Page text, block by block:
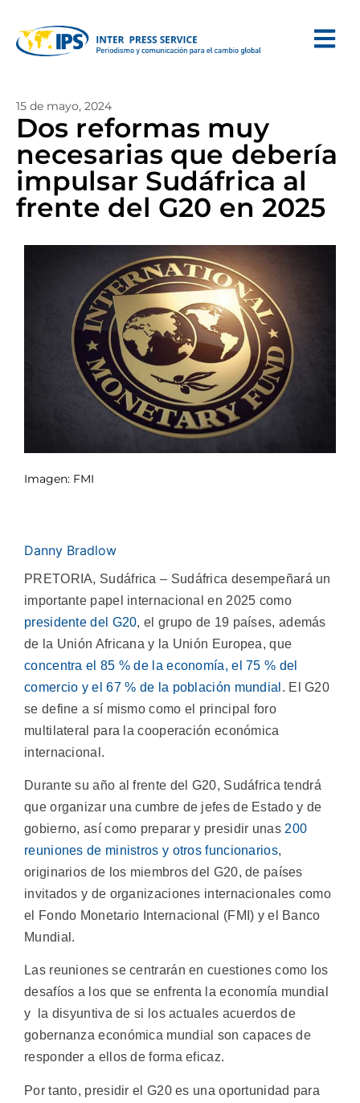
15 de mayo, 2024
Dos reformas muy
necesarias que debería
impulsar Sudáfrica al
frente del G20 en 2025
Imagen: FMI
Danny Bradlow
PRETORIA, Sudáfrica – Sudáfrica desempeñará un
importante papel internacional en 2025 como
presidente del G20, el grupo de 19 países, además
de la Unión Africana y la Unión Europea, que
concentra el 85 % de la economía, el 75 % del
comercio y el 67 % de la población mundial . El G20
se define a sí mismo como el principal foro
multilateral para la cooperación económica
internacional.
Durante su año al frente del G20, Sudáfrica tendrá
que organizar una cumbre de jefes de Estado y de
gobierno, así como preparar y presidir unas 200
reuniones de ministros y otros funcionarios,
originarios de los miembros del G20, de países
invitados y de organizaciones internacionales como
el Fondo Monetario Internacional (FMI) y el Banco
Mundial.
Las reuniones se centrarán en cuestiones como los
desafíos a los que se enfrenta la economía mundial
y la disyuntiva de si los actuales acuerdos de
gobernanza económica mundial son capaces de
responder a ellos de forma eficaz.
Por tanto, presidir el G20 es una oportunidad para